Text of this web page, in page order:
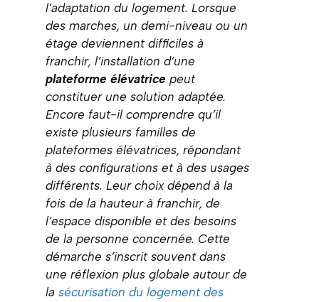
l’adaptation du logement. Lorsque
des marches, un demi-niveau ou un
étage deviennent difficiles à
franchir, l’installation d’une
plateforme élévatrice peut
constituer une solution adaptée.
Encore faut-il comprendre qu’il
existe plusieurs familles de
plateformes élévatrices, répondant
à des configurations et à des usages
différents. Leur choix dépend à la
fois de la hauteur à franchir, de
l’espace disponible et des besoins
de la personne concernée. Cette
démarche s’inscrit souvent dans
une réflexion plus globale autour de
la sécurisation du logement des